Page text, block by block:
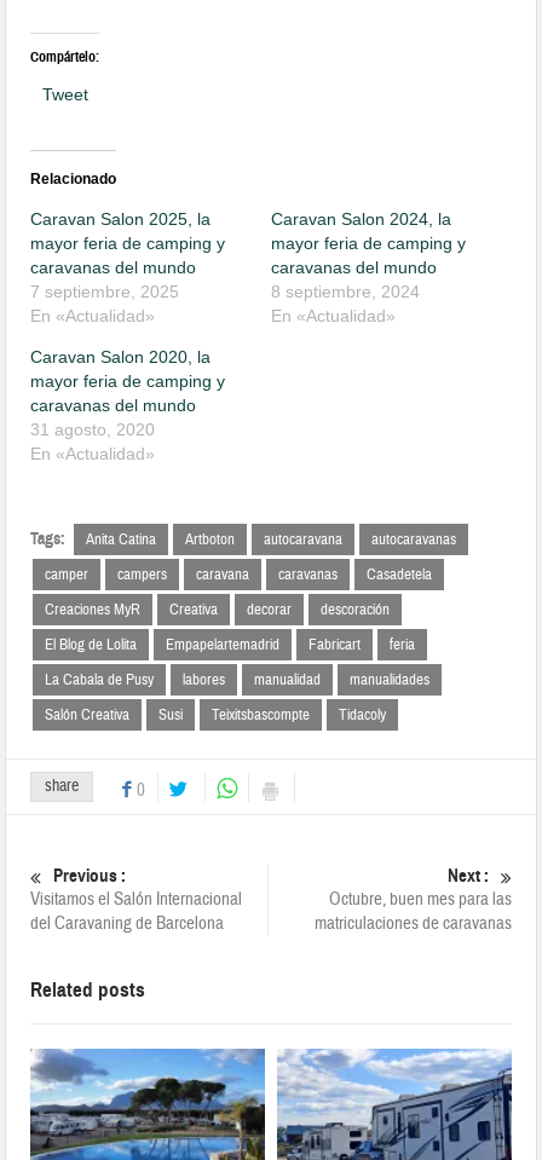
Compártelo:
Tweet
Relacionado
Caravan Salon 2025, la
mayor feria de camping y
caravanas del mundo
7 septiembre, 2025
En «Actualidad»
Caravan Salon 2024, la
mayor feria de camping y
caravanas del mundo
8 septiembre, 2024
En «Actualidad»
Caravan Salon 2020, la
mayor feria de camping y
caravanas del mundo
31 agosto, 2020
En «Actualidad»
Tags: Anita Catina Artboton autocaravana
autocaravanas
camper
campers caravana caravanas
Casadetela
Creaciones MyR
Creativa decorar
descoración
El Blog de Lolita
Empapelartemadrid Fabricart
feria
La Cabala de Pusy
labores manualidad
manualidades
Salón Creativa
Susi Teixitsbascompte Tidacoly
share 0
Previous :
Visitamos el Salón Internacional
del Caravaning de Barcelona
Next :
Octubre, buen mes para las
matriculaciones de caravanas
Related posts